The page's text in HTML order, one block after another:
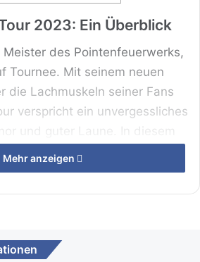
2023: Ein Überblick
des Pointenfeuerwerks,
Tournee. Mit seinem neuen
die Lachmuskeln seiner Fans
verspricht ein unvergessliches
und guter Laune. In diesem
in zahlreichen Städten
Fans mit seinem einzigartigen
Mehr anzeigen